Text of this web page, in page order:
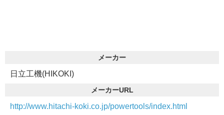
メーカー
日立工機(HIKOKI)
メーカーURL
http://www.hitachi-koki.co.jp/powertools/index.html